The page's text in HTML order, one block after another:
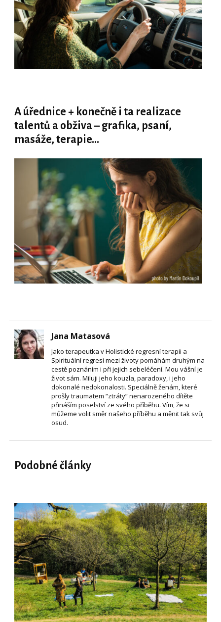
A úřednice + konečně i ta realizace
talentů a obživa – grafika, psaní,
masáže, terapie…
Jana Matasová
Jako terapeutka v Holistické regresní terapii a
Spirituální regresi mezi životy pomáhám druhým na
cestě poznáním i při jejich sebeléčení. Mou vášní je
život sám. Miluji jeho kouzla, paradoxy, i jeho
dokonalé nedokonalosti. Speciálně ženám, které
prošly traumatem “ztráty” nenarozeného dítěte
přináším poselství ze svého příběhu. Vím, že si
můžeme volit směr našeho příběhu a měnit tak svůj
osud.
Podobné články